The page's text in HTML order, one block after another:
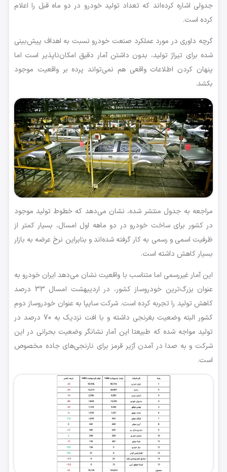
جدولی اشاره کرده‌اند که تعداد تولید خودرو در دو ماه قبل را اعلام
کرده است.
گرچه داوری در مورد عملکرد صنعت خودرو نسبت به اهداف پیش‌بینی
شده برای تیراژ تولید، بدون داشتن آمار دقیق امکان‌ناپذیر است اما
پنهان کردن اطلاعات واقعی هم نمی‌تواند پرده بر واقعیت موجود
بکشد.
مراجعه به جدول منتشر شده، نشان می‌دهد که خطوط تولید موجود
در کشور برای ساخت خودرو در دو ماهه اول امسال، بسیار کمتر از
ظرفیت اسمی و رسمی به کار گرفته شده‌اند و بنابراین نرخ عرضه به بازار
بسیار کاهش داشته است.
این آمار غیررسمی اما متناسب با واقعیت نشان می‌دهد ایران خودرو به
عنوان بزرگ‌ترین خودروساز کشور، در اردیبهشت امسال 33 درصد
کاهش تولید را تجربه کرده است. شرکت سایپا به عنوان خودروساز دوم
کشور البته وضعیت بغرنجی داشته و با افت نزدیک به 70 درصد در
تولید مواجه شده که طبیعتا این آمار نشانگر وضعیت بحرانی در این
شرکت و به صدا در آمدن آژیر قرمز برای نارنجی‌های جاده مخصوص
است.